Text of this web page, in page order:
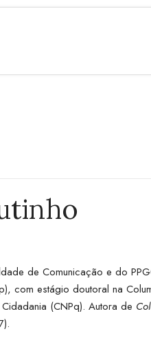
de Comunicação e do
com estágio doutoral na
(CNPq). Autora de